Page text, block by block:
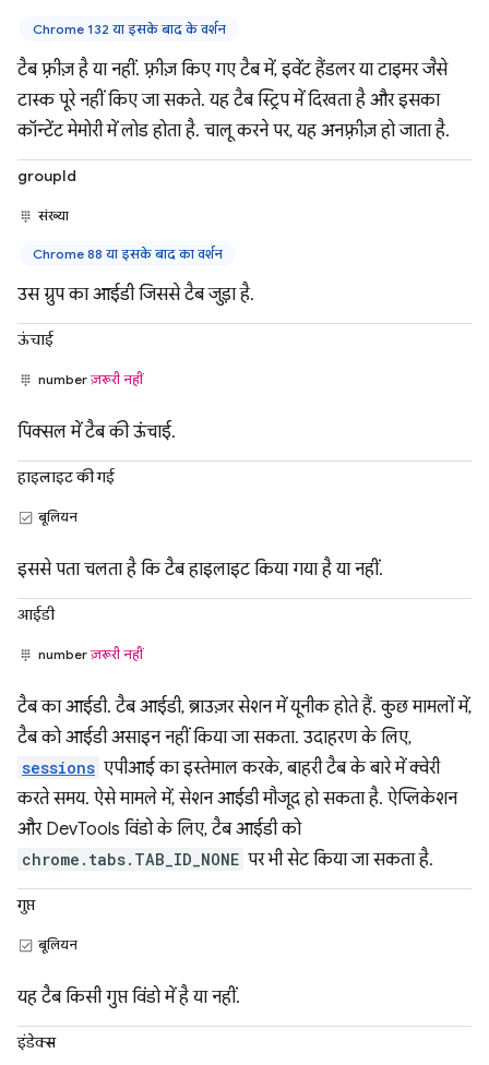
Chrome 132 या इसके बाद के वर्शन
टैब फ़्रीज़ है या नहीं. फ़्रीज़ किए गए टैब में, इवेंट हैंडलर या टाइमर जैसे
टास्क पूरे नहीं किए जा सकते. यह टैब स्ट्रिप में दिखता है और इसका
कॉन्टेंट मेमोरी में लोड होता है. चालू करने पर, यह अनफ़्रीज़ हो जाता है.
groupId
संख्या
Chrome 88 या इसके बाद का वर्शन
उस ग्रुप का आईडी जिससे टैब जुड़ा है.
ऊंचाई
numberज़रूरी नहीं
पिक्सल में टैब की ऊंचाई.
हाइलाइट की गई
बूलियन
इससे पता चलता है कि टैब हाइलाइट किया गया है या नहीं.
आईडी
numberज़रूरी नहीं
टैब का आईडी. टैब आईडी, ब्राउज़र सेशन में यूनीक होते हैं. कुछ मामलों में,
टैब को आईडी असाइन नहीं किया जा सकता. उदाहरण के लिए,
sessions एपीआई का इस्तेमाल करके, बाहरी टैब के बारे में क्वेरी
करते समय. ऐसे मामले में, सेशन आईडी मौजूद हो सकता है. ऐप्लिकेशन
और DevTools विंडो के लिए, टैब आईडी को
chrome.tabs.TAB_ID_NONE पर भी सेट किया जा सकता है.
गुप्त
बूलियन
यह टैब किसी गुप्त विंडो में है या नहीं.
इंडेक्स